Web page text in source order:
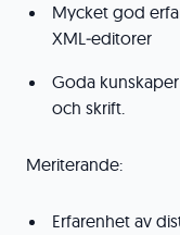
Mycket god
XML‑editorer
Goda
och skrift.
Meriterande:
Erfarenhet av